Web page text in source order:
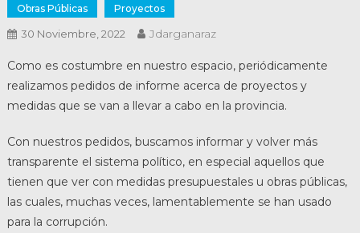
Obras Públicas Proyectos
30 Noviembre, 2022 Jdarganaraz
Como es costumbre en nuestro espacio, periódicamente
realizamos pedidos de informe acerca de proyectos y
medidas que se van a llevar a cabo en la provincia.
Con nuestros pedidos, buscamos informar y volver más
transparente el sistema político, en especial aquellos que
tienen que ver con medidas presupuestales u obras públicas,
las cuales, muchas veces, lamentablemente se han usado
para la corrupción.